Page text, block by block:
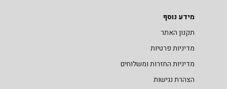
מידע נוסף
תקנון האתר
מדיניות פרטיות
מדיניות החזרות ומשלוחים
הצהרת נגישות